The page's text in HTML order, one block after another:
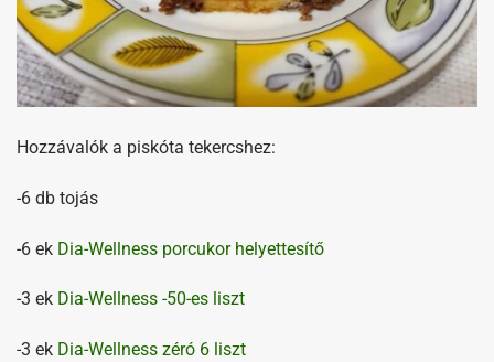
Hozzávalók a piskóta tekercshez:
-6 db tojás
-6 ek Dia-Wellness porcukor helyettesítő
-3 ek Dia-Wellness -50-es liszt
-3 ek Dia-Wellness zéró 6 liszt